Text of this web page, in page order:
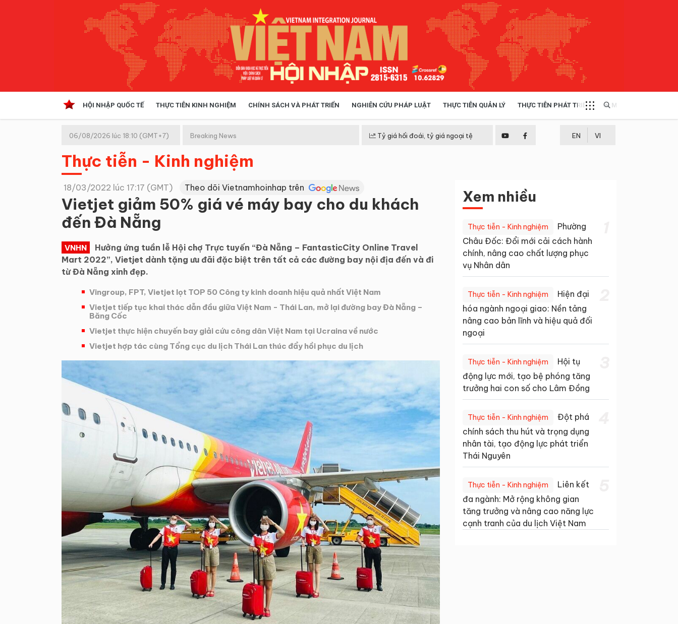
HỘI NHẬP QUỐC TẾ THỰC TIỄN KINH NGHIỆM CHÍNH SÁCH VÀ PHÁT TRIỂN NGHIÊN CỨU PHÁP LUẬT THỰC TIỄN QUẢN LÝ THỰC TIỄN PHÁT TRIỂN MULTIMEDIA
Kinh tế hội nhập
Doanh nghiệp
06/08/2026 lúc 18:10 (GMT+7) Breaking News Tỷ giá hối đoái, tỷ giá ngoại tệ EN VI
Thực tiễn - Kinh nghiệm
18/03/2022 lúc 17:17 (GMT) Theo dõi Vietnamhoinhap trên
Vietjet giảm 50% giá vé máy bay cho du khách
đến Đà Nẵng
VNHN
Hưởng ứng tuần lễ Hội chợ Trực tuyến “Đà Nẵng – FantasticCity Online Travel
Mart 2022”, Vietjet dành tặng ưu đãi đặc biệt trên tất cả các đường bay nội địa đến và đi
từ Đà Nẵng xinh đẹp.
Vingroup, FPT, Vietjet lọt TOP 50 Công ty kinh doanh hiệu quả nhất Việt Nam
Vietjet tiếp tục khai thác dẫn đầu giữa Việt Nam - Thái Lan, mở lại đường bay Đà Nẵng –
Băng Cốc
Vietjet thực hiện chuyến bay giải cứu công dân Việt Nam tại Ucraina về nước
Vietjet hợp tác cùng Tổng cục du lịch Thái Lan thúc đẩy hồi phục du lịch
Xem nhiều
Thực tiễn - Kinh nghiệm
Phường
Châu Đốc: Đổi mới cải cách hành
chính, nâng cao chất lượng phục
vụ Nhân dân
Thực tiễn - Kinh nghiệm
Hiện đại
hóa ngành ngoại giao: Nền tảng
nâng cao bản lĩnh và hiệu quả đối
ngoại
Thực tiễn - Kinh nghiệm
Hội tụ
động lực mới, tạo bệ phóng tăng
trưởng hai con số cho Lâm Đồng
Thực tiễn - Kinh nghiệm
Đột phá
chính sách thu hút và trọng dụng
nhân tài, tạo động lực phát triển
Thái Nguyên
Thực tiễn - Kinh nghiệm
Liên kết
đa ngành: Mở rộng không gian
tăng trưởng và nâng cao năng lực
cạnh tranh của du lịch Việt Nam